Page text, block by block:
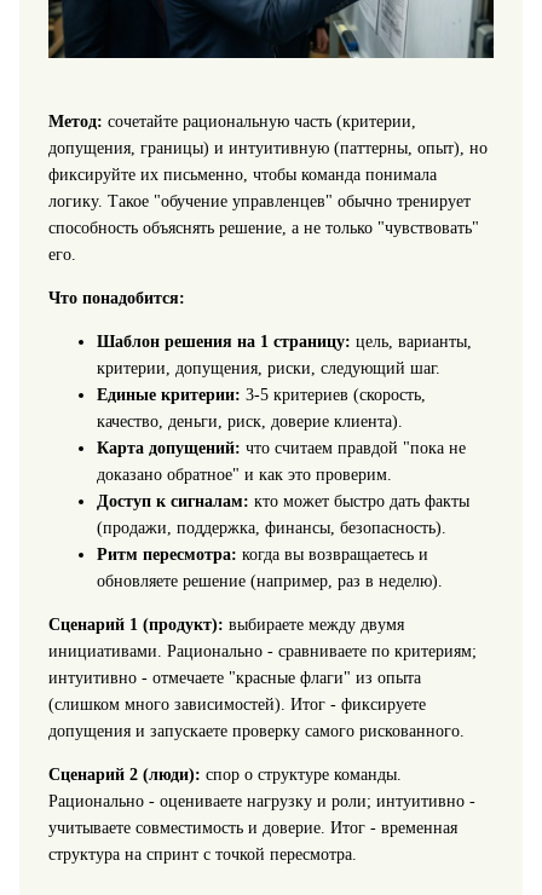
Метод: сочетайте рациональную часть (критерии,
допущения, границы) и интуитивную (паттерны, опыт), но
фиксируйте их письменно, чтобы команда понимала
логику. Такое "обучение управленцев" обычно тренирует
способность объяснять решение, а не только "чувствовать"
его.
Что понадобится:
Шаблон решения на 1 страницу: цель, варианты,
критерии, допущения, риски, следующий шаг.
Единые критерии: 3-5 критериев (скорость,
качество, деньги, риск, доверие клиента).
Карта допущений: что считаем правдой "пока не
доказано обратное" и как это проверим.
Доступ к сигналам: кто может быстро дать факты
(продажи, поддержка, финансы, безопасность).
Ритм пересмотра: когда вы возвращаетесь и
обновляете решение (например, раз в неделю).
Сценарий 1 (продукт): выбираете между двумя
инициативами. Рационально - сравниваете по критериям;
интуитивно - отмечаете "красные флаги" из опыта
(слишком много зависимостей). Итог - фиксируете
допущения и запускаете проверку самого рискованного.
Сценарий 2 (люди): спор о структуре команды.
Рационально - оцениваете нагрузку и роли; интуитивно -
учитываете совместимость и доверие. Итог - временная
структура на спринт с точкой пересмотра.